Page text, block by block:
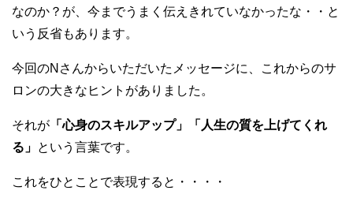
なのか？が、今までうまく伝えきれていなかったな・・と
いう反省もあります。
今回のNさんからいただいたメッセージに、これからのサ
ロンの大きなヒントがありました。
それが 「心身のスキルアップ」「人生の質を上げてくれ
る」 という言葉です。
これをひとことで表現すると・・・・